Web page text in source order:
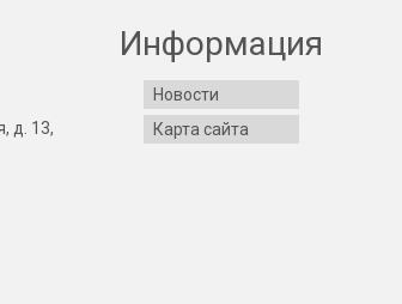
д. 13,
Информация
Новости
Карта сайта